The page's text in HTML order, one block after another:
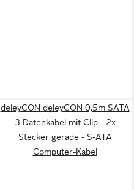
deleyCON deleyCON 0,5m SATA
3 Datenkabel mit Clip - 2x
Stecker gerade - S-ATA
Computer-Kabel